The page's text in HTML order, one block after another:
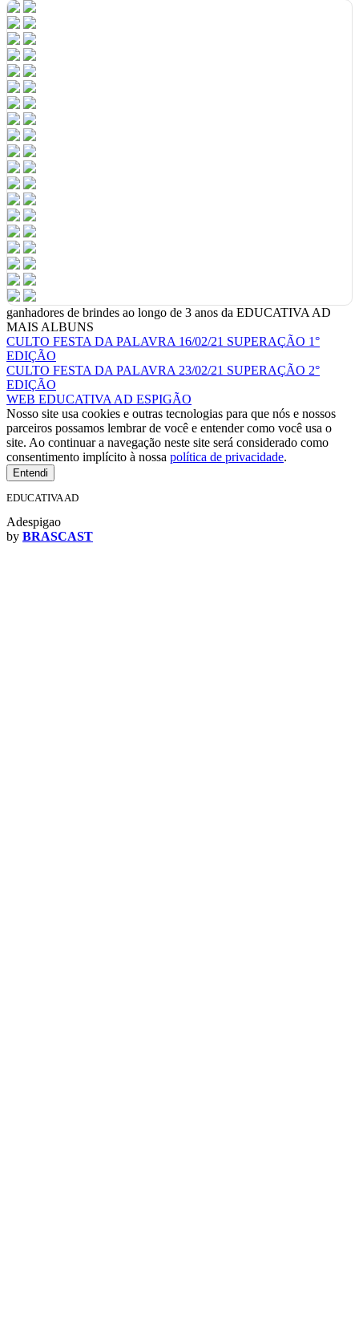
ganhadores de brindes ao longo de 3 anos da EDUCATIVA AD
MAIS ALBUNS
CULTO FESTA DA PALAVRA 16/02/21 SUPERAÇÃO 1°
EDIÇÃO
CULTO FESTA DA PALAVRA 23/02/21 SUPERAÇÃO 2°
EDIÇÃO
WEB EDUCATIVA AD ESPIGÃO
Nosso site usa cookies e outras tecnologias para que nós e nossos
parceiros possamos lembrar de você e entender como você usa o
site. Ao continuar a navegação neste site será considerado como
consentimento implícito à nossa política de privacidade.
Entendi
EDUCATIVA AD
Adespigao
by BRASCAST